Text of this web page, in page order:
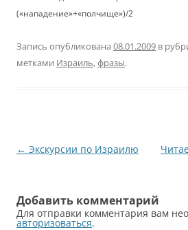
(«нападение»+«полчище»)/2
Запись опубликована 08.01.2009 в
метками Израиль,фразы.
Навигация
← Экскурсии по Израилю
Добавить комментарий
Для отправки комментария вам
авторизоваться.